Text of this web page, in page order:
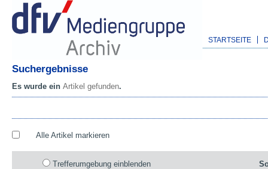
STARTSEITE
Suchergebnisse
Es wurde ein Artikel gefunden.
Alle Artikel markieren
Trefferumgebung einblenden